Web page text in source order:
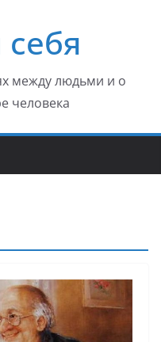
между людьми и о
человека